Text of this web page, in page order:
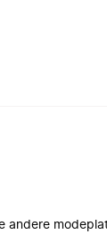
andere